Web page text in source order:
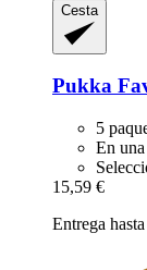
Cesta
Pukka
5
En
15,59 €
Entrega